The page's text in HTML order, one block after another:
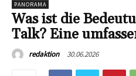
PANORAMA
Was ist die
Talk? Eine
redaktion 30.06.2026